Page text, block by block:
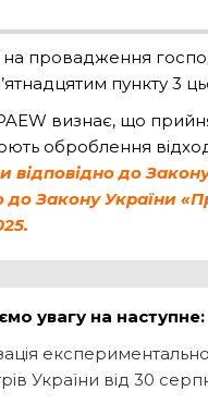
на провадження
пункту 3
визнає, що
оброблення
відповідно до
до Закону України
увагу на наступне:
України від 30